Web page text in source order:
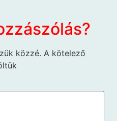
közzé. A kötelező